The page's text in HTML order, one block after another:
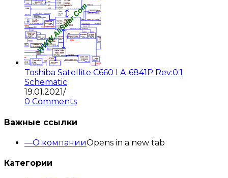
Toshiba Satellite C660 LA-6841P Rev:0.1
Schematic
19.01.2021/
0 Comments
Важные ссылки
О компанииOpens in a new tab
Категории